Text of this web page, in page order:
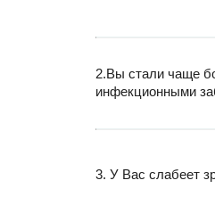
2.Вы стали чаще
инфекционными
3. У Вас слабеет